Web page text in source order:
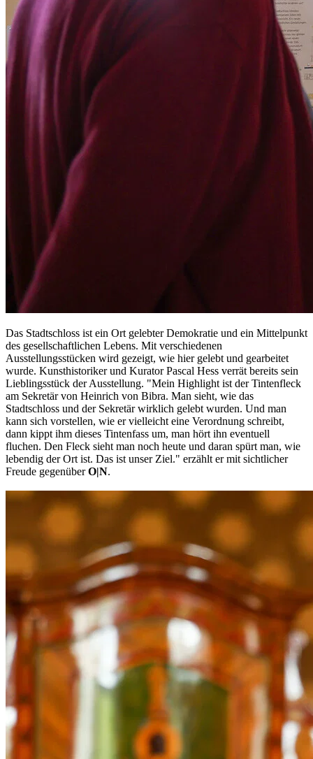
Das Stadtschloss ist ein Ort gelebter Demokratie und ein Mittelpunkt
des gesellschaftlichen Lebens. Mit verschiedenen
Ausstellungsstücken wird gezeigt, wie hier gelebt und gearbeitet
wurde. Kunsthistoriker und Kurator Pascal Hess verrät bereits sein
Lieblingsstück der Ausstellung. "Mein Highlight ist der Tintenfleck
am Sekretär von Heinrich von Bibra. Man sieht, wie das
Stadtschloss und der Sekretär wirklich gelebt wurden. Und man
kann sich vorstellen, wie er vielleicht eine Verordnung schreibt,
dann kippt ihm dieses Tintenfass um, man hört ihn eventuell
fluchen. Den Fleck sieht man noch heute und daran spürt man, wie
lebendig der Ort ist. Das ist unser Ziel." erzählt er mit sichtlicher
Freude gegenüberO|N.